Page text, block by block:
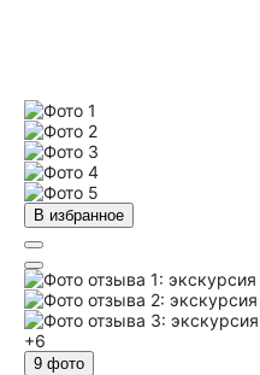
В избранное
+6
9 фото